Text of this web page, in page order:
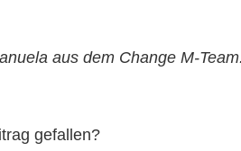
aus dem Change M-Team.
gefallen?